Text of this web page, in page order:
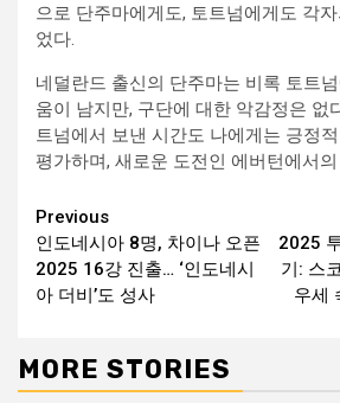
으로 단주마에게도, 토트넘에게도 각
었다.
네덜란드 출신의 단주마는 비록 토트
움이 남지만, 구단에 대한 악감정은 없
트넘에서 보낸 시간도 나에게는 긍정
평가하며, 새로운 도전인 에버턴에서
Continue
Reading
Previous
인도네시아 8명, 차이나 오픈
2025 16강 진출… ‘인도네시
아 더비’도 성사
2025
기: 스
우세
MORE STORIES